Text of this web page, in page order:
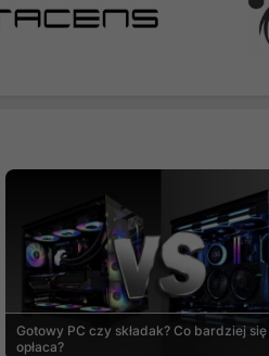
Gotowy PC czy składak? Co bardziej się
opłaca?